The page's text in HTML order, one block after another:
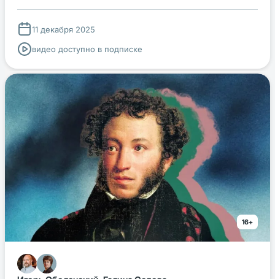
11 декабря 2025
видео доступно в подписке
16+